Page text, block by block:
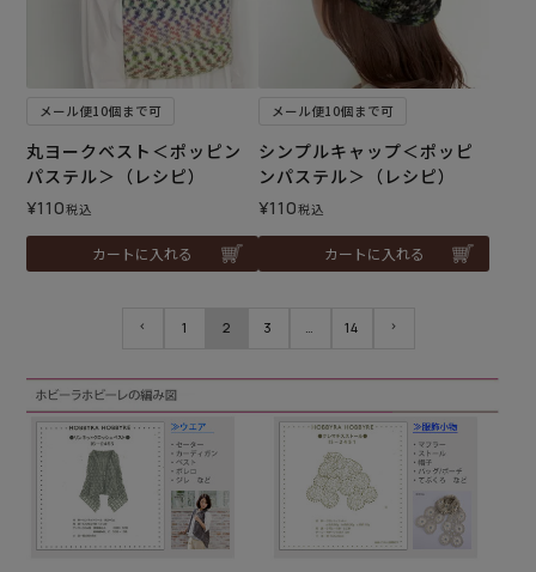
メール便10個まで可
丸ヨークベスト＜ポッピン
パステル＞（レシピ）
¥110税込
カートに入れる
メール便10個まで可
シンプルキャップ＜ポッピ
ンパステル＞（レシピ）
¥110税込
カートに入れる
1 2 3 … 14